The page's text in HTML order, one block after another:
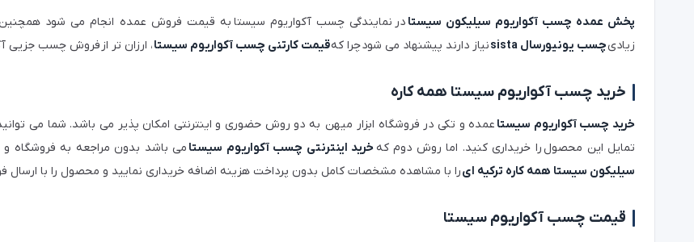
پخش عمده چسب آکواریوم سیلیکون سیستا در نمایندگی چسب آکواریوم سیستا به قیمت فروش عمده انجام می شود
زیادیچسب یونیورسال sista نیاز دارند پیشنهاد می شود چرا کهقیمت کارتنی چسب آکواریوم سیستا، ارزان تر از فروش چسب جزیی
خرید چسب آکواریوم سیستا همه کاره
خرید چسب آکواریوم سیستا عمده و تکی در فروشگاه ابزار میهن به دو روش حضوری و اینترنتی امکان پذیر می باشد. شما می
تمایل این محصول را خریداری کنید. اما روش دوم که خرید اینترنتی چسب آکواریوم سیستا می باشد بدون مراجعه به فروشگاه و
سیلیکون سیستا همه کاره ترکیه ایرا با مشاهده مشخصات کامل بدون پرداخت هزینه اضافه خریداری نمایید و محصول را با ارسال
قیمت چسب آکواریوم سیستا